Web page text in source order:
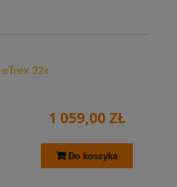
32x
1 059,00 ZŁ
Do koszyka